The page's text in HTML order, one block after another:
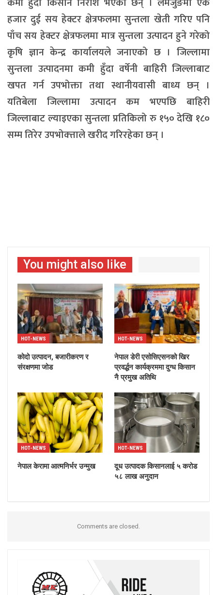
हजार दुई सय हेक्टर क्षेत्रफलमा सुन्तला खेती गरिए पनि
पाँच सय हेक्टर क्षेत्रफलमा मात्र सुन्तला उत्पादन हुने गरेको
कृषि ज्ञान केन्द्र कार्यालयले जनाएको छ । जिल्लामा
सुन्तला उत्पादनमा कमी हुँदा वर्षेनी बाहिरी जिल्लाबाट
खपत गर्न उपभोक्ता तथा स्थानीयवासी बाध्य छन् ।
यतिबेला जिल्लामा उत्पादन कम भएपछि बाहिरी
जिल्लाबाट ल्याइएका सुन्तला प्रतिकिलो रु १५० देखि १८०
सम्म तिरेर उपभोक्त्ताले खरीद गरिरहेका छन् ।
You might also like
HOT-NEWS
कोदो उत्पादन, बजारीकरण र
संरक्षणमा जोड
HOT-NEWS
नेपाल डेरी एसोसिएसनको खिर
प्रवर्द्धन कार्यक्रममा दुग्ध किसान
नै प्रमुख अतिथि
HOT-NEWS
नेपाल केरामा आत्मनिर्भर उन्मुख
HOT-NEWS
दूध उत्पादक किसानलाई ५ करोड
५८ लाख अनुदान
Comments are closed.